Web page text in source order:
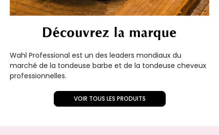
Découvrez la marque
Wahl Professional est un des leaders mondiaux du
marché de la tondeuse barbe et de la tondeuse cheveux
professionnelles.
VOIR TOUS LES PRODUITS